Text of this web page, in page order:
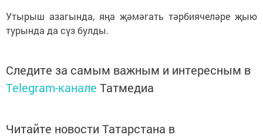
Утырыш азагында, яңа җәмәгать тәрбиячеләре җыю
турында да сүз булды.
Следите за самым важным и интересным в
Telegram-канале Татмедиа
Читайте новости Татарстана в